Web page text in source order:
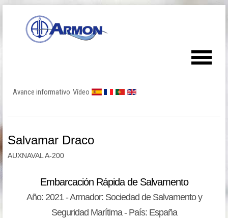
Avance informativo Vídeo
Salvamar Draco
AUXNAVAL A-200
Embarcación Rápida de Salvamento
Año: 2021 - Armador: Sociedad de Salvamento y
Seguridad Marítima - País: España